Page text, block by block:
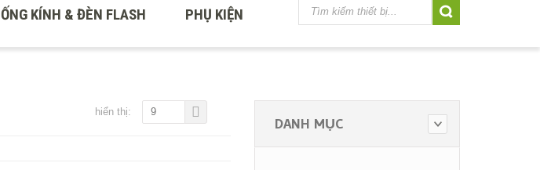
ỐNG KÍNH & ĐÈN FLASH PHỤ KIỆN
hiển thị: 9
DANH MỤC